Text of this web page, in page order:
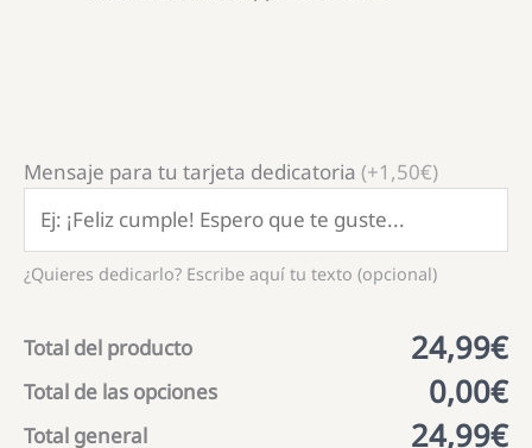
Mensaje para tu tarjeta dedicatoria (+1,50€)
¿Quieres dedicarlo? Escribe aquí tu texto (opcional)
Total del producto 24,99€
Total de las opciones 0,00€
Total general 24,99€